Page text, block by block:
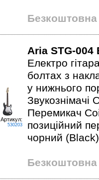
Безкоштовна
Артикул:
530203
Aria STG-004
Електро
болтах з
у нижнього
Перемикач
позиційний
чорний
Безкоштовна